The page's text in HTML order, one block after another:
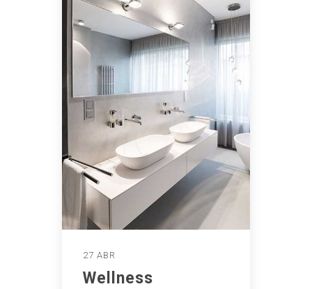
27 ABR
Wellness